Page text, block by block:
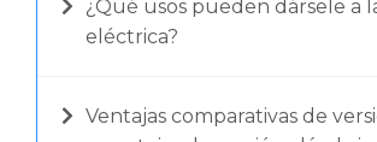
¿Qué usos pueden dársele a
eléctrica?
Ventajas comparativas de